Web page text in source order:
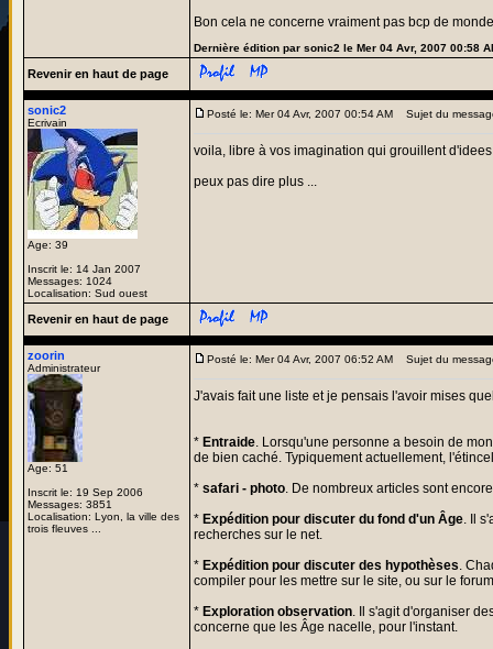
Bon cela ne concerne vraiment pas bcp de
Dernière édition par sonic2 le Mer 04 Avr, 2007 00:58
Revenir en haut de page
sonic2
Ecrivain
Age: 39
Inscrit le: 14 Jan 2007
Messages: 1024
Localisation: Sud ouest
Posté le: Mer 04 Avr, 2007 00:54 AM Sujet du
voila, libre à vos imagination qui grouillent
peux pas dire plus ...
Revenir en haut de page
zoorin
Administrateur
Age: 51
Inscrit le: 19 Sep 2006
Messages: 3851
Localisation: Lyon, la ville des
trois fleuves ...
Posté le: Mer 04 Avr, 2007 06:52 AM Sujet du
J'avais fait une liste et je pensais l'avoir mises
* Entraide. Lorsqu'une personne a besoin de
de bien caché. Typiquement actuellement,
* safari - photo. De nombreux articles sont
* Expédition pour discuter du fond d'un Âge. Il
recherches sur le net.
* Expédition pour discuter des hypothèses.
compiler pour les mettre sur le site, ou sur le
* Exploration observation. Il s'agit d'organiser
concerne que les Âge nacelle, pour l'instant.